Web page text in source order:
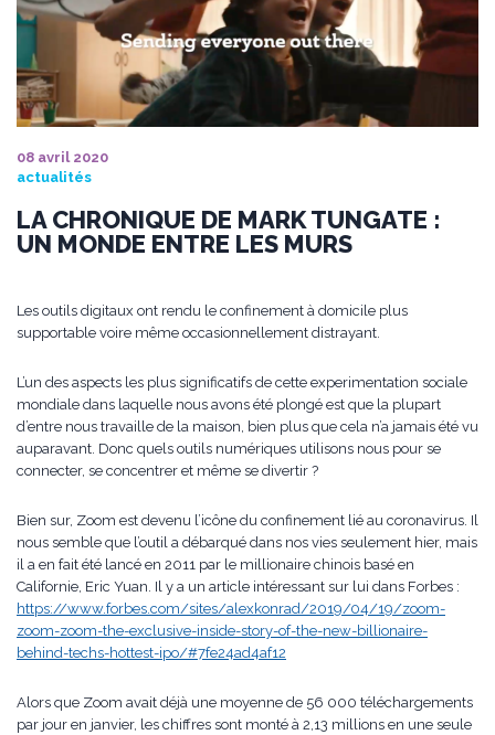
08 avril 2020
actualités
LA CHRONIQUE DE MARK TUNGATE :
UN MONDE ENTRE LES MURS
Les outils digitaux ont rendu le confinement à domicile plus
supportable voire même occasionnellement distrayant.
L’un des aspects les plus significatifs de cette experimentation sociale
mondiale dans laquelle nous avons été plongé est que la plupart
d’entre nous travaille de la maison, bien plus que cela n’a jamais été vu
auparavant. Donc quels outils numériques utilisons nous pour se
connecter, se concentrer et même se divertir ?
Bien sur, Zoom est devenu l’icône du confinement lié au coronavirus. Il
nous semble que l’outil a débarqué dans nos vies seulement hier, mais
il a en fait été lancé en 2011 par le millionaire chinois basé en
Californie, Eric Yuan. Il y a un article intéressant sur lui dans Forbes :
https://www.forbes.com/sites/alexkonrad/2019/04/19/zoom-
zoom-zoom-the-exclusive-inside-story-of-the-new-billionaire-
behind-techs-hottest-ipo/#7fe24ad4af12
Alors que Zoom avait déjà une moyenne de 56 000 téléchargements
par jour en janvier, les chiffres sont monté à 2,13 millions en une seule